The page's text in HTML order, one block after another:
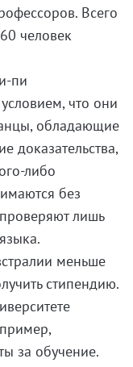
Всего
человек
пи
что они
обладающие
доказательства,
либо
без
лишь
меньше
стипендию.
за обучение.